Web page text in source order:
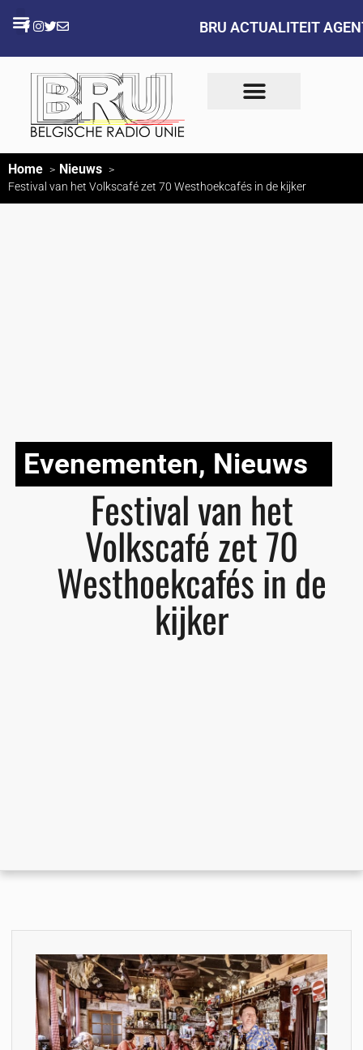
BRU ACTUALITEIT
Home Nieuws
Festival van het Volkscafé zet 70 Westhoekcafés in de kijker
Evenementen, Nieuws
Festival van het
Volkscafé zet 70
Westhoekcafés in de
kijker